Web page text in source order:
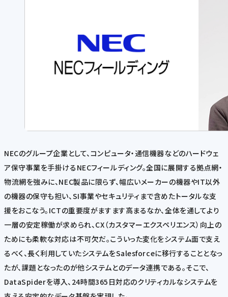
NECのグループ企業として、コンピュータ・通信機器などのハードウェ
ア保守事業を手掛けるNECフィールディング。全国に展開する拠点網・
物流網を強みに、NEC製品に限らず、幅広いメーカーの機器やIT以外
の機器の保守も担い、SI事業やセキュリティまで含めたトータルな支
援をおこなう。ICTの重要度がますます高まるなか、全体を通してより
一層の安定稼働が求められ、CX（カスタマーエクスペリエンス）向上の
ためにも柔軟な対応は不可欠だ。こういった変化をシステム面で支え
るべく、長く利用していたシステムをSalesforceに移行することとなっ
たが、課題となったのが他システムとのデータ連携である。そこで、
DataSpiderを導入、24時間365日対応のクリティカルなシステムを